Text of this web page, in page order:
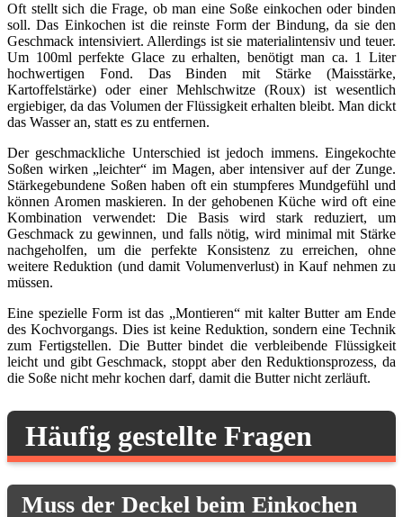
Oft stellt sich die Frage, ob man eine Soße einkochen oder binden
soll. Das Einkochen ist die reinste Form der Bindung, da sie den
Geschmack intensiviert. Allerdings ist sie materialintensiv und teuer.
Um 100ml perfekte Glace zu erhalten, benötigt man ca. 1 Liter
hochwertigen Fond. Das Binden mit Stärke (Maisstärke,
Kartoffelstärke) oder einer Mehlschwitze (Roux) ist wesentlich
ergiebiger, da das Volumen der Flüssigkeit erhalten bleibt. Man dickt
das Wasser an, statt es zu entfernen.
Der geschmackliche Unterschied ist jedoch immens. Eingekochte
Soßen wirken „leichter“ im Magen, aber intensiver auf der Zunge.
Stärkegebundene Soßen haben oft ein stumpferes Mundgefühl und
können Aromen maskieren. In der gehobenen Küche wird oft eine
Kombination verwendet: Die Basis wird stark reduziert, um
Geschmack zu gewinnen, und falls nötig, wird minimal mit Stärke
nachgeholfen, um die perfekte Konsistenz zu erreichen, ohne
weitere Reduktion (und damit Volumenverlust) in Kauf nehmen zu
müssen.
Eine spezielle Form ist das „Montieren“ mit kalter Butter am Ende
des Kochvorgangs. Dies ist keine Reduktion, sondern eine Technik
zum Fertigstellen. Die Butter bindet die verbleibende Flüssigkeit
leicht und gibt Geschmack, stoppt aber den Reduktionsprozess, da
die Soße nicht mehr kochen darf, damit die Butter nicht zerläuft.
Häufig gestellte Fragen
Muss der Deckel beim Einkochen